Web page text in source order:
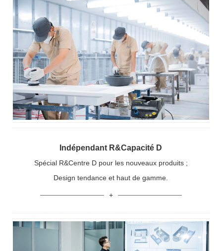
Indépendant R&Capacité D
Spécial R&Centre D pour les nouveaux produits ;
Design tendance et haut de gamme.